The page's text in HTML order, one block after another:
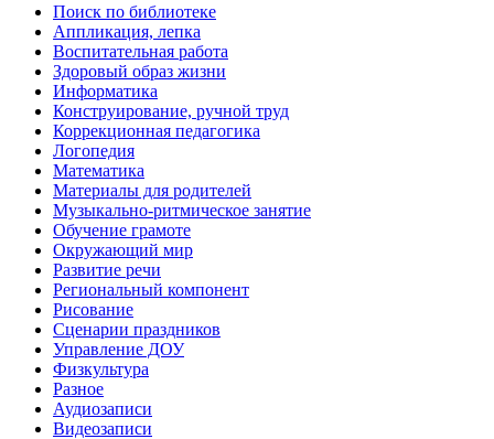
Поиск по библиотеке
Аппликация, лепка
Воспитательная работа
Здоровый образ жизни
Информатика
Конструирование, ручной труд
Коррекционная педагогика
Логопедия
Математика
Материалы для родителей
Музыкально-ритмическое занятие
Обучение грамоте
Окружающий мир
Развитие речи
Региональный компонент
Рисование
Сценарии праздников
Управление ДОУ
Физкультура
Разное
Аудиозаписи
Видеозаписи